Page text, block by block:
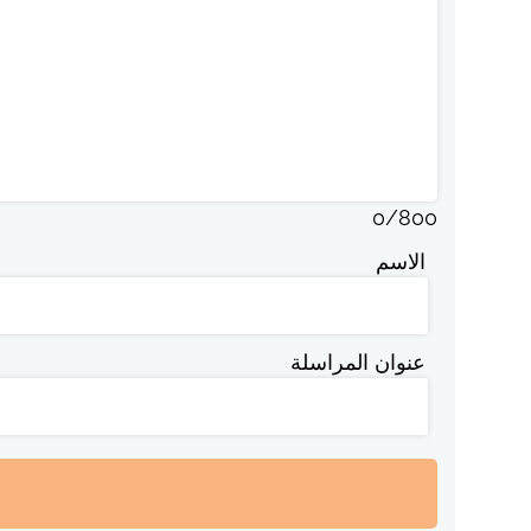
0/800
الاسم
عنوان المراسلة